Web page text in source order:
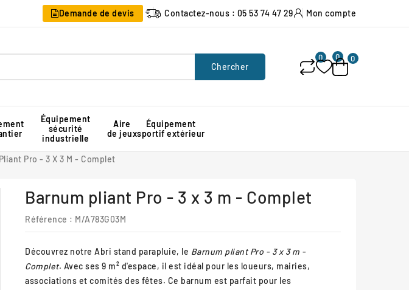
Demande de devis Contactez-nous : 05 53 74 47 29 Mon compte
Chercher
0 0 0
Équipement
sécurité
industrielle
Aire
de jeux
Équipement
sportif extérieur
Pro - 3 X 3 M - Complet
Barnum pliant Pro - 3 x 3 m - Complet
Référence : M/A783G03M
Découvrez notre Abri stand parapluie, le Barnum pliant Pro - 3 x 3 m -
Complet. Avec ses 9 m² d'espace, il est idéal pour les loueurs, mairies,
associations et comités des fêtes. Ce barnum est parfait pour les